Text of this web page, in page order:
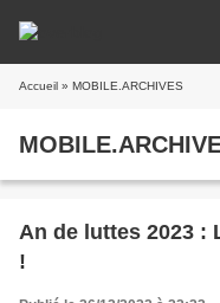
Accueil » MOBILE.ARCHIVES
An de luttes 2023 :
!